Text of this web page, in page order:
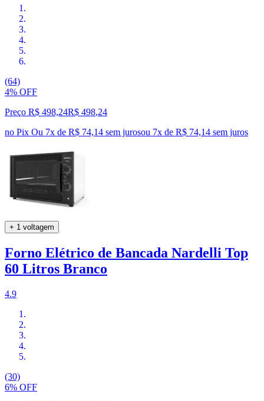
(64)
4% OFF
Preço R$ 498,24R$ 498,24
no Pix Ou 7x de R$ 74,14 sem jurosou 7x de R$ 74,14 sem juros
+ 1 voltagem
Forno Elétrico de Bancada Nardelli Top
60 Litros Branco
4.9
(30)
6% OFF